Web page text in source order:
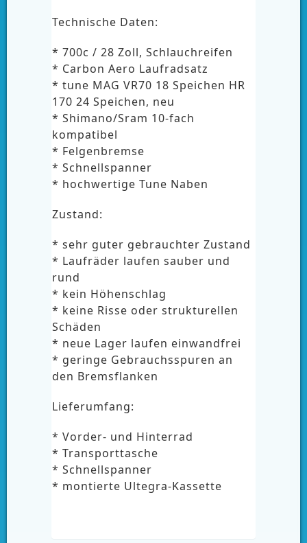
Technische Daten:
* 700c / 28 Zoll, Schlauchreifen
* Carbon Aero Laufradsatz
* tune MAG VR70 18 Speichen HR
170 24 Speichen, neu
* Shimano/Sram 10-fach
kompatibel
* Felgenbremse
* Schnellspanner
* hochwertige Tune Naben
Zustand:
* sehr guter gebrauchter Zustand
* Laufräder laufen sauber und
rund
* kein Höhenschlag
* keine Risse oder strukturellen
Schäden
* neue Lager laufen einwandfrei
* geringe Gebrauchsspuren an
den Bremsflanken
Lieferumfang:
* Vorder- und Hinterrad
* Transporttasche
* Schnellspanner
* montierte Ultegra-Kassette